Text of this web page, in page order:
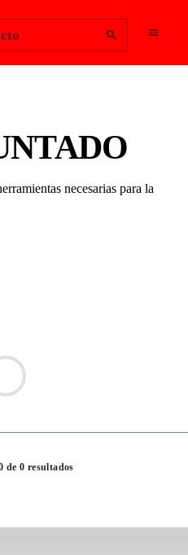
necesarias para la
de 0 resultados